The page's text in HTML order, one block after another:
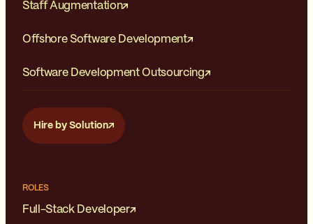
Staff Augmentation
Offshore Software Development
Software Development Outsourcing
Hire by Solution
ROLES
Full-Stack Developer